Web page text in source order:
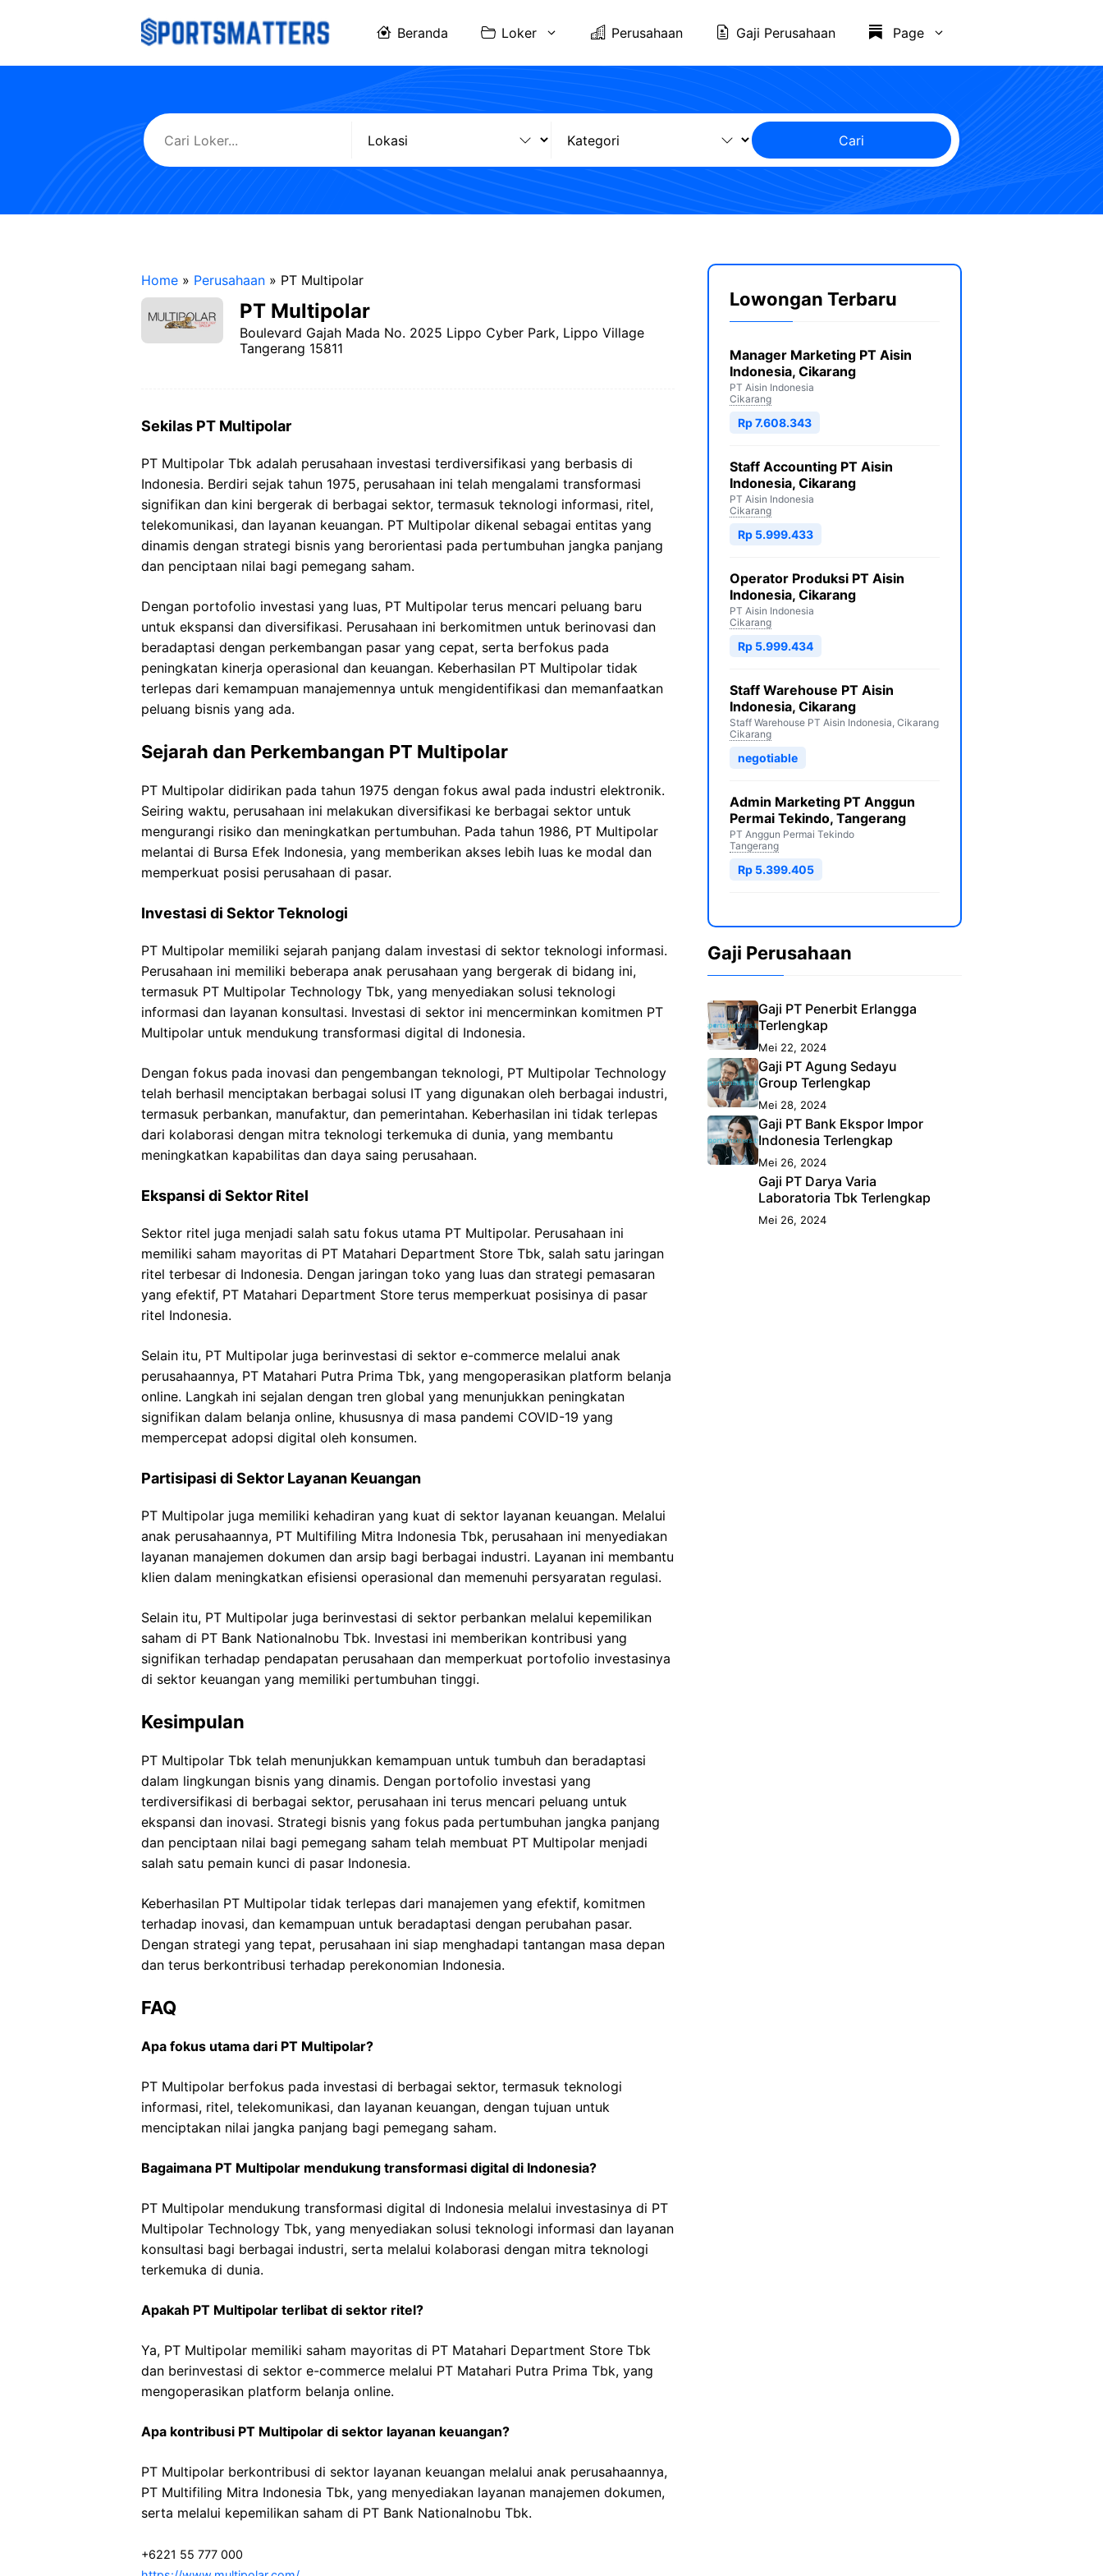
Beranda Loker Perusahaan Gaji Perusahaan Page
Cari
Home » Perusahaan » PT Multipolar
PT Multipolar
Boulevard Gajah Mada No. 2025 Lippo Cyber Park, Lippo Village
Tangerang 15811
Sekilas PT Multipolar
PT Multipolar Tbk adalah perusahaan investasi terdiversifikasi yang berbasis di
Indonesia. Berdiri sejak tahun 1975, perusahaan ini telah mengalami transformasi
signifikan dan kini bergerak di berbagai sektor, termasuk teknologi informasi, ritel,
telekomunikasi, dan layanan keuangan. PT Multipolar dikenal sebagai entitas yang
dinamis dengan strategi bisnis yang berorientasi pada pertumbuhan jangka panjang
dan penciptaan nilai bagi pemegang saham.
Dengan portofolio investasi yang luas, PT Multipolar terus mencari peluang baru
untuk ekspansi dan diversifikasi. Perusahaan ini berkomitmen untuk berinovasi dan
beradaptasi dengan perkembangan pasar yang cepat, serta berfokus pada
peningkatan kinerja operasional dan keuangan. Keberhasilan PT Multipolar tidak
terlepas dari kemampuan manajemennya untuk mengidentifikasi dan memanfaatkan
peluang bisnis yang ada.
Sejarah dan Perkembangan PT Multipolar
PT Multipolar didirikan pada tahun 1975 dengan fokus awal pada industri elektronik.
Seiring waktu, perusahaan ini melakukan diversifikasi ke berbagai sektor untuk
mengurangi risiko dan meningkatkan pertumbuhan. Pada tahun 1986, PT Multipolar
melantai di Bursa Efek Indonesia, yang memberikan akses lebih luas ke modal dan
memperkuat posisi perusahaan di pasar.
Investasi di Sektor Teknologi
PT Multipolar memiliki sejarah panjang dalam investasi di sektor teknologi informasi.
Perusahaan ini memiliki beberapa anak perusahaan yang bergerak di bidang ini,
termasuk PT Multipolar Technology Tbk, yang menyediakan solusi teknologi
informasi dan layanan konsultasi. Investasi di sektor ini mencerminkan komitmen PT
Multipolar untuk mendukung transformasi digital di Indonesia.
Dengan fokus pada inovasi dan pengembangan teknologi, PT Multipolar Technology
telah berhasil menciptakan berbagai solusi IT yang digunakan oleh berbagai industri,
termasuk perbankan, manufaktur, dan pemerintahan. Keberhasilan ini tidak terlepas
dari kolaborasi dengan mitra teknologi terkemuka di dunia, yang membantu
meningkatkan kapabilitas dan daya saing perusahaan.
Ekspansi di Sektor Ritel
Sektor ritel juga menjadi salah satu fokus utama PT Multipolar. Perusahaan ini
memiliki saham mayoritas di PT Matahari Department Store Tbk, salah satu jaringan
ritel terbesar di Indonesia. Dengan jaringan toko yang luas dan strategi pemasaran
yang efektif, PT Matahari Department Store terus memperkuat posisinya di pasar
ritel Indonesia.
Selain itu, PT Multipolar juga berinvestasi di sektor e-commerce melalui anak
perusahaannya, PT Matahari Putra Prima Tbk, yang mengoperasikan platform belanja
online. Langkah ini sejalan dengan tren global yang menunjukkan peningkatan
signifikan dalam belanja online, khususnya di masa pandemi COVID-19 yang
mempercepat adopsi digital oleh konsumen.
Partisipasi di Sektor Layanan Keuangan
PT Multipolar juga memiliki kehadiran yang kuat di sektor layanan keuangan. Melalui
anak perusahaannya, PT Multifiling Mitra Indonesia Tbk, perusahaan ini menyediakan
layanan manajemen dokumen dan arsip bagi berbagai industri. Layanan ini membantu
klien dalam meningkatkan efisiensi operasional dan memenuhi persyaratan regulasi.
Selain itu, PT Multipolar juga berinvestasi di sektor perbankan melalui kepemilikan
saham di PT Bank Nationalnobu Tbk. Investasi ini memberikan kontribusi yang
signifikan terhadap pendapatan perusahaan dan memperkuat portofolio investasinya
di sektor keuangan yang memiliki pertumbuhan tinggi.
Kesimpulan
PT Multipolar Tbk telah menunjukkan kemampuan untuk tumbuh dan beradaptasi
dalam lingkungan bisnis yang dinamis. Dengan portofolio investasi yang
terdiversifikasi di berbagai sektor, perusahaan ini terus mencari peluang untuk
ekspansi dan inovasi. Strategi bisnis yang fokus pada pertumbuhan jangka panjang
dan penciptaan nilai bagi pemegang saham telah membuat PT Multipolar menjadi
salah satu pemain kunci di pasar Indonesia.
Keberhasilan PT Multipolar tidak terlepas dari manajemen yang efektif, komitmen
terhadap inovasi, dan kemampuan untuk beradaptasi dengan perubahan pasar.
Dengan strategi yang tepat, perusahaan ini siap menghadapi tantangan masa depan
dan terus berkontribusi terhadap perekonomian Indonesia.
FAQ
Apa fokus utama dari PT Multipolar?
PT Multipolar berfokus pada investasi di berbagai sektor, termasuk teknologi
informasi, ritel, telekomunikasi, dan layanan keuangan, dengan tujuan untuk
menciptakan nilai jangka panjang bagi pemegang saham.
Bagaimana PT Multipolar mendukung transformasi digital di Indonesia?
PT Multipolar mendukung transformasi digital di Indonesia melalui investasinya di PT
Multipolar Technology Tbk, yang menyediakan solusi teknologi informasi dan layanan
konsultasi bagi berbagai industri, serta melalui kolaborasi dengan mitra teknologi
terkemuka di dunia.
Apakah PT Multipolar terlibat di sektor ritel?
Ya, PT Multipolar memiliki saham mayoritas di PT Matahari Department Store Tbk
dan berinvestasi di sektor e-commerce melalui PT Matahari Putra Prima Tbk, yang
mengoperasikan platform belanja online.
Apa kontribusi PT Multipolar di sektor layanan keuangan?
PT Multipolar berkontribusi di sektor layanan keuangan melalui anak perusahaannya,
PT Multifiling Mitra Indonesia Tbk, yang menyediakan layanan manajemen dokumen,
serta melalui kepemilikan saham di PT Bank Nationalnobu Tbk.
+6221 55 777 000
Lowongan Terbaru
Manager Marketing PT Aisin
Indonesia, Cikarang
PT Aisin Indonesia
Cikarang
Rp 7.608.343
Staff Accounting PT Aisin
Indonesia, Cikarang
PT Aisin Indonesia
Cikarang
Rp 5.999.433
Operator Produksi PT Aisin
Indonesia, Cikarang
PT Aisin Indonesia
Cikarang
Rp 5.999.434
Staff Warehouse PT Aisin
Indonesia, Cikarang
Staff Warehouse PT Aisin Indonesia, Cikarang
Cikarang
negotiable
Admin Marketing PT Anggun
Permai Tekindo, Tangerang
PT Anggun Permai Tekindo
Tangerang
Rp 5.399.405
Gaji Perusahaan
Gaji PT Penerbit Erlangga
Terlengkap
Mei 22, 2024
Gaji PT Agung Sedayu
Group Terlengkap
Mei 28, 2024
Gaji PT Bank Ekspor Impor
Indonesia Terlengkap
Mei 26, 2024
Gaji PT Darya Varia
Laboratoria Tbk Terlengkap
Mei 26, 2024